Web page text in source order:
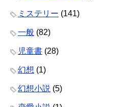
ミステリー (141)
一般 (82)
児童書 (28)
幻想 (1)
幻想小説 (5)